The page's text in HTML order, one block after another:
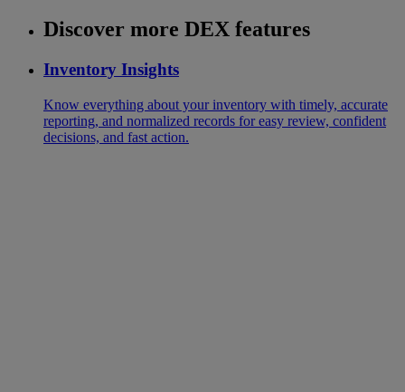
Discover more DEX features
Inventory Insights
Know everything about your inventory with timely, accurate
reporting, and normalized records for easy review, confident
decisions, and fast action.